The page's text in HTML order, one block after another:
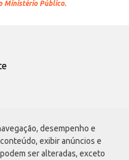
desempenho e
exibir anúncios e
ser alteradas, exceto
Ministério Público.
S.A.
Vila Maria, São Paulo - SP | CEP
0001-09